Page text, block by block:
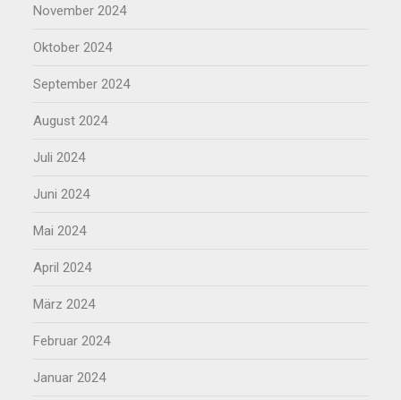
November 2024
Oktober 2024
September 2024
August 2024
Juli 2024
Juni 2024
Mai 2024
April 2024
März 2024
Februar 2024
Januar 2024